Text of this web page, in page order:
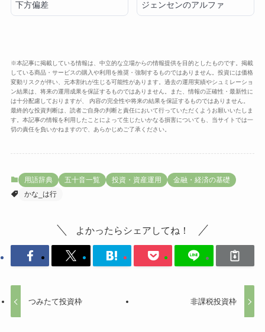
下方偏差 ジェンセンのアルファ
※本記事に掲載している情報は、中立的な立場からの情報提供を目的としたものです。掲載
している商品・サービスの購入や利用を推奨・強制するものではありません。投資には価格
変動リスクが伴い、元本割れが生じる可能性があります。過去の運用実績やシュミレーショ
ン結果は、将来の運用成果を保証するものではありません。また、情報の正確性・最新性に
は十分配慮しておりますが、 内容の完全性や将来の結果を保証するものではありません。
最終的な投資判断は、読者ご自身の判断と責任において行っていただくようお願いいたしま
す。本記事の情報を利用したことによって生じたいかなる損害についても、当サイトでは一
切の責任を負いかねますので、あらかじめご了承ください。
用語辞典 五十音一覧 投資・資産運用
金融・経済の基礎
かな_は行
よかったらシェアしてね！
つみたて投資枠 非課税投資枠